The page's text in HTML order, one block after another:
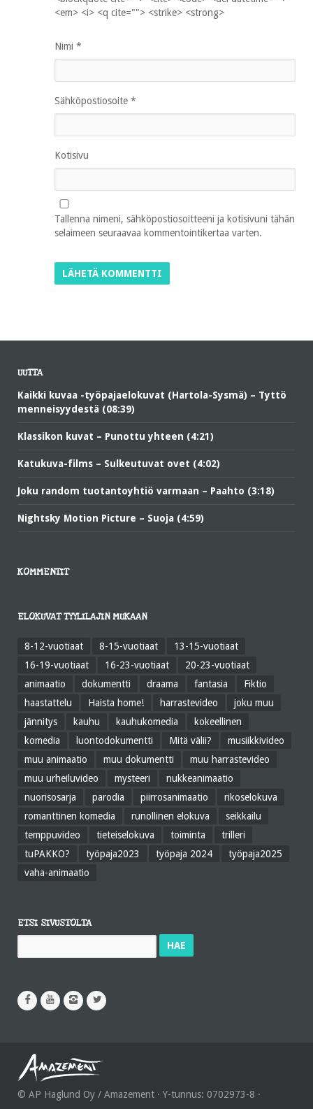
<em> <i> <q cite=""> <strike> <strong>
Nimi *
Sähköpostiosoite *
Kotisivu
Tallenna nimeni, sähköpostiosoitteeni ja kotisivuni tähän
selaimeen seuraavaa kommentointikertaa varten.
UUTTA
Kaikki kuvaa -työpajaelokuvat (Hartola-Sysmä) – Tyttö
menneisyydestä (08:39)
Klassikon kuvat – Punottu yhteen (4:21)
Katukuva-films – Sulkeutuvat ovet (4:02)
Joku random tuotantoyhtiö varmaan – Paahto (3:18)
Nightsky Motion Picture – Suoja (4:59)
KOMMENTIT
ELOKUVAT TYYLILAJIN MUKAAN
8-12-vuotiaat 8-15-vuotiaat
13-15-vuotiaat
16-19-vuotiaat
16-23-vuotiaat
20-23-vuotiaat
animaatio
dokumentti draama fantasia
Fiktio
haastattelu
Haista home! harrastevideo
joku muu
jännitys
kauhu kauhukomedia
kokeellinen
komedia
luontodokumentti Mitä välii?
musiikkivideo
muu animaatio
muu dokumentti
muu harrastevideo
muu urheiluvideo
mysteeri
nukkeanimaatio
nuorisosarja
parodia piirrosanimaatio
rikoselokuva
romanttinen komedia
runollinen elokuva
seikkailu
temppuvideo
tieteiselokuva toiminta
trilleri
tuPAKKO?
työpaja2023 työpaja 2024
työpaja2025
vaha-animaatio
ETSI SIVUSTOLTA
© AP Haglund Oy / Amazement · Y-tunnus: 0702973-8 ·